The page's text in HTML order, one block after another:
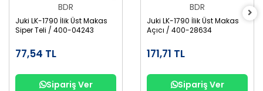
BDR
Juki LK-1790 İlik Üst Makas
Siper Teli / 400-04243
77,54 TL
Sipariş Ver
BDR
Juki LK-1790 İlik Üst Makas
Açıcı / 400-28634
171,71 TL
Sipariş Ver